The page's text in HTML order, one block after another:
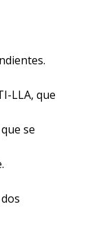
LLA, que
se